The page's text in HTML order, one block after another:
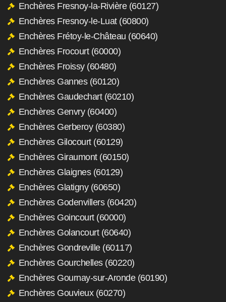
Enchères Fresnoy-la-Rivière (60127)
Enchères Fresnoy-le-Luat (60800)
Enchères Frétoy-le-Château (60640)
Enchères Frocourt (60000)
Enchères Froissy (60480)
Enchères Gannes (60120)
Enchères Gaudechart (60210)
Enchères Genvry (60400)
Enchères Gerberoy (60380)
Enchères Gilocourt (60129)
Enchères Giraumont (60150)
Enchères Glaignes (60129)
Enchères Glatigny (60650)
Enchères Godenvillers (60420)
Enchères Goincourt (60000)
Enchères Golancourt (60640)
Enchères Gondreville (60117)
Enchères Gourchelles (60220)
Enchères Gournay-sur-Aronde (60190)
Enchères Gouvieux (60270)